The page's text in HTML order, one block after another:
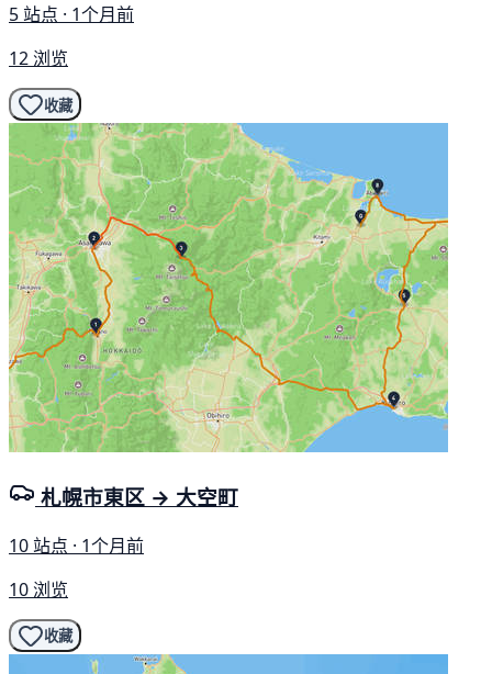
5 站点 · 1个月前
12 浏览
收藏
札幌市東区 → 大空町
10 站点 · 1个月前
10 浏览
收藏